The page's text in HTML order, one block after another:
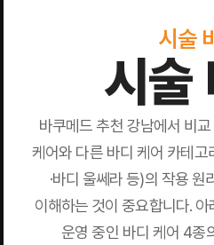
시술
시술
바쿠메드 추천 강남에서 비
케어와 다른 바디 케어 카테고
·바디 울쎄라 등)의 작용 원
이해하는 것이 중요합니다.
운영 중인 바디 케어 4종